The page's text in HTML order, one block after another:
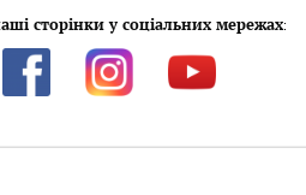
сторінки у соціальних мережах: